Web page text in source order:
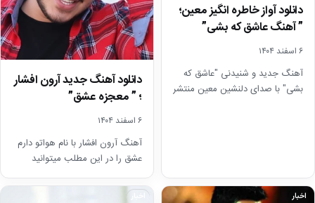
دانلود آواز خاطره انگیز معین؛
” آهنگ عاشق که بشی”
۶ اسفند ۱۴۰۴
آهنگ جدید و شنیدنی "عاشق که
بشی" با صدای دلنشین معین منتشر
دانلود آهنگ جدید آرون افشار
؛ ” معجزه عشق”
۶ اسفند ۱۴۰۴
آهنگ آرون افشار با نام هواتو دارم
عشق را در این مطلب میتوانید
دانلود کنید و شعر این…
اخبار